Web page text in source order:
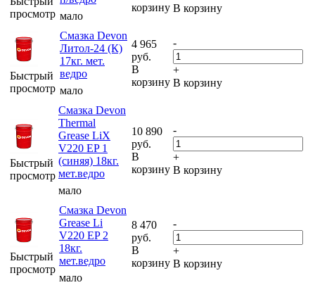
просмотр мало
корзину В корзину
Быстрый
просмотр
Смазка Devon
Литол-24 (К)
17кг. мет.
ведро
мало
4 965
руб.
В
корзину
-
+
В корзину
Быстрый
просмотр
Смазка Devon
Thermal
Grease LiX
V220 EP 1
(синяя) 18кг.
мет.ведро
мало
10 890
руб.
В
корзину
-
+
В корзину
Быстрый
просмотр
Смазка Devon
Grease Li
V220 EP 2
18кг.
мет.ведро
мало
8 470
руб.
В
корзину
-
+
В корзину